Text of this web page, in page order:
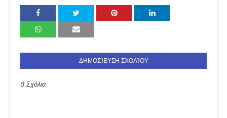
ΔΗΜΟΣΊΕΥΣΗ ΣΧΟΛΊΟΥ
0 Σχόλια